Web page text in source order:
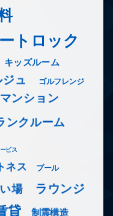
トロック
キッズルーム
ュ ゴルフレンジ
ンション
ンクルーム
ビス
ネス プール
場 ラウンジ
貸 制震構造